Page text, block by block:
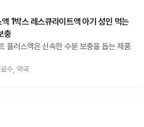
1박스 레스큐라이트액 아기 성인 먹는
충
플러스액은 신속한 수분 보충을 돕는 제품
수, 약국